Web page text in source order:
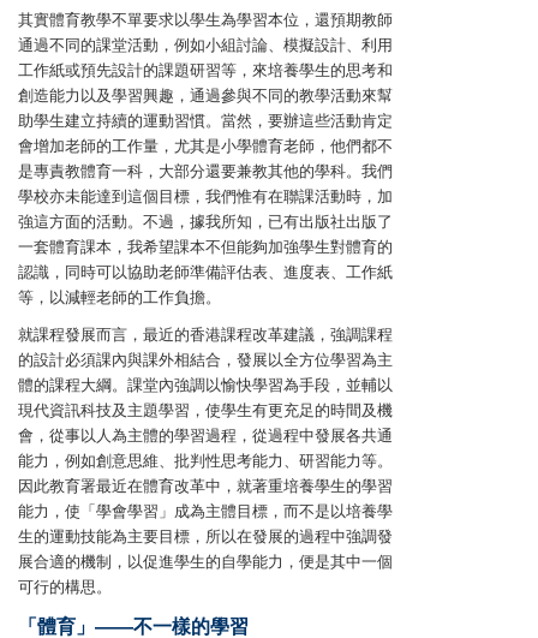
其實體育教學不單要求以學生為學習本位，還預期教師
通過不同的課堂活動，例如小組討論、模擬設計、利用
工作紙或預先設計的課題研習等，來培養學生的思考和
創造能力以及學習興趣，通過參與不同的教學活動來幫
助學生建立持續的運動習慣。當然，要辦這些活動肯定
會增加老師的工作量，尤其是小學體育老師，他們都不
是專責教體育一科，大部分還要兼教其他的學科。我們
學校亦未能達到這個目標，我們惟有在聯課活動時，加
強這方面的活動。不過，據我所知，已有出版社出版了
一套體育課本，我希望課本不但能夠加強學生對體育的
認識，同時可以協助老師準備評估表、進度表、工作紙
等，以減輕老師的工作負擔。
就課程發展而言，最近的香港課程改革建議，強調課程
的設計必須課內與課外相結合，發展以全方位學習為主
體的課程大綱。課堂內強調以愉快學習為手段，並輔以
現代資訊科技及主題學習，使學生有更充足的時間及機
會，從事以人為主體的學習過程，從過程中發展各共通
能力，例如創意思維、批判性思考能力、研習能力等。
因此教育署最近在體育改革中，就著重培養學生的學習
能力，使「學會學習」成為主體目標，而不是以培養學
生的運動技能為主要目標，所以在發展的過程中強調發
展合適的機制，以促進學生的自學能力，便是其中一個
可行的構思。
「體育」——不一樣的學習